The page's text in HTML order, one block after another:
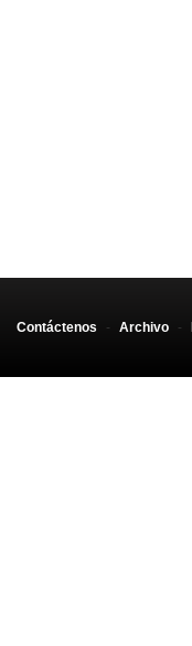
Contáctenos - Archivo -